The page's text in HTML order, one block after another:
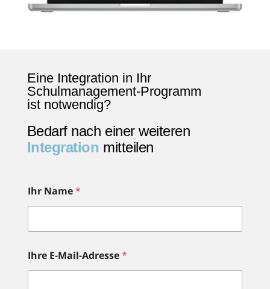
Eine Integration in Ihr
Schulmanagement-Programm
ist notwendig?
Bedarf nach einer weiteren
Integration mitteilen
Ihr Name*
Ihre E-Mail-Adresse*